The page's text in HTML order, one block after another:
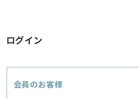
ログイン
会員のお客様